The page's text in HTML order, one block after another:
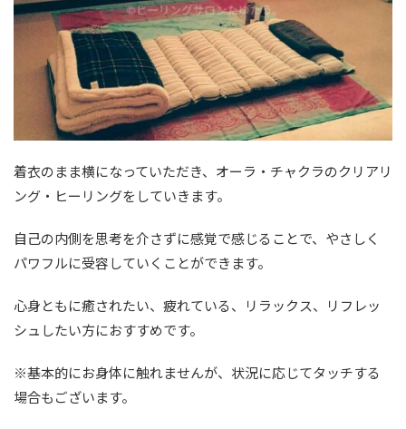
着衣のまま横になっていただき、オーラ・チャクラのクリアリ
ング・ヒーリングをしていきます。
自己の内側を思考を介さずに感覚で感じることで、やさしく
パワフルに受容していくことができます。
心身ともに癒されたい、疲れている、リラックス、リフレッ
シュしたい方におすすめです。
※基本的にお身体に触れませんが、状況に応じてタッチする
場合もございます。